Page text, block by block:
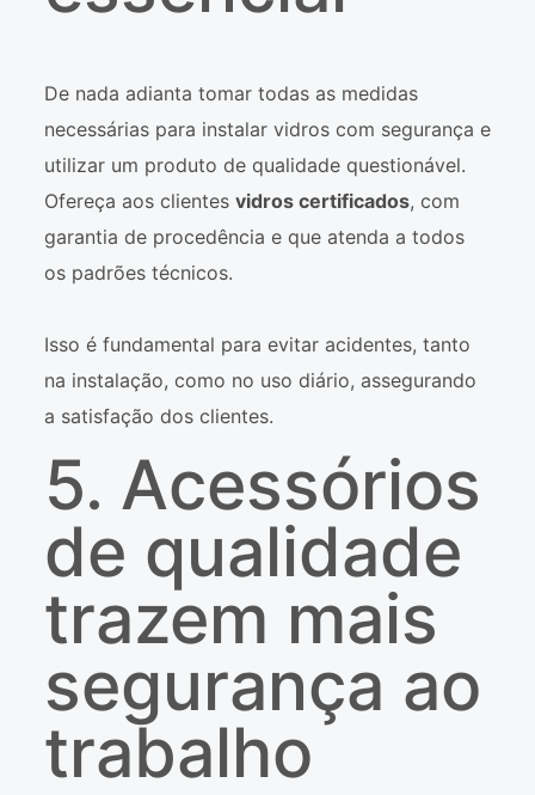
De nada adianta tomar todas as medidas
necessárias para instalar vidros com segurança e
utilizar um produto de qualidade questionável.
Ofereça aos clientes vidros certificados, com
garantia de procedência e que atenda a todos
os padrões técnicos.
Isso é fundamental para evitar acidentes, tanto
na instalação, como no uso diário, assegurando
a satisfação dos clientes.
5. Acessórios
de qualidade
trazem mais
segurança ao
trabalho